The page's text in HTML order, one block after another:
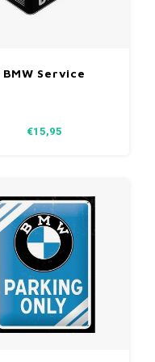
BMW Service
€15,95